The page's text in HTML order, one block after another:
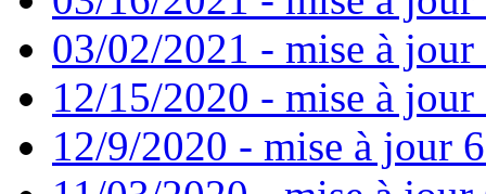
03/02/2021 - mise à jour
12/15/2020 - mise à jour
12/9/2020 - mise à jour